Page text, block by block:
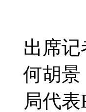
出席
何胡景
局代表